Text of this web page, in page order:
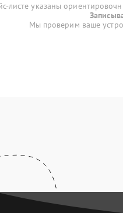
листе указаны
Мы проверим ваше